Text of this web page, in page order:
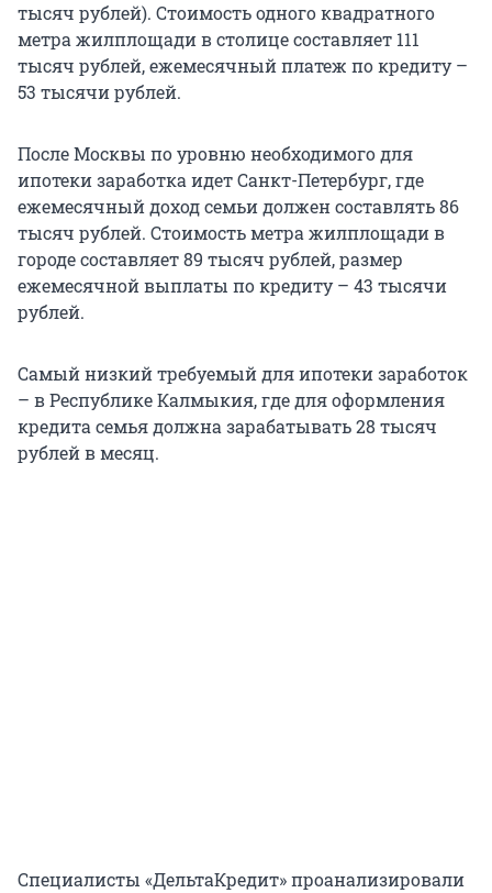
тысяч рублей). Стоимость одного квадратного
метра жилплощади в столице составляет 111
тысяч рублей, ежемесячный платеж по кредиту –
53 тысячи рублей.
После Москвы по уровню необходимого для
ипотеки заработка идет Санкт-Петербург, где
ежемесячный доход семьи должен составлять 86
тысяч рублей. Стоимость метра жилплощади в
городе составляет 89 тысяч рублей, размер
ежемесячной выплаты по кредиту – 43 тысячи
рублей.
Самый низкий требуемый для ипотеки заработок
– в Республике Калмыкия, где для оформления
кредита семья должна зарабатывать 28 тысяч
рублей в месяц.
Специалисты «ДельтаКредит» проанализировали